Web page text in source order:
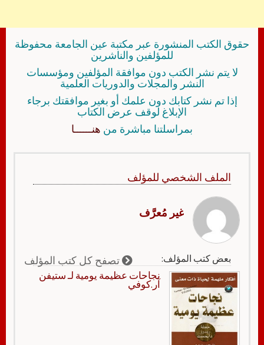
حقوق الكتب المنشورة عبر مكتبة عين الجامعة محفوظة
للمؤلفين والناشرين
لا يتم نشر الكتب دون موافقة المؤلفين ومؤسسات
النشر والمجلات والدوريات العلمية
إذا تم نشر كتابك دون علمك أو بغير موافقتك برجاء
الإبلاغ لوقف عرض الكتاب
بمراسلتنا مباشرة من هنــــــا
الملف الشخصي للمؤلف
غير مُعرَّف
بعض كتب المؤلف: تصفح كل كتب المؤلف
نجاحات عظيمة يومية لـ ستيفن
آر.كوفي